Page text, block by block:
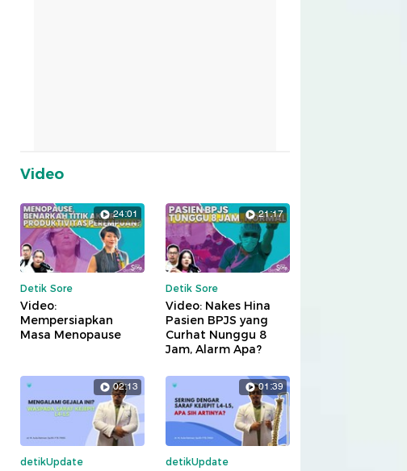
Video
24:01
Detik Sore
Video:
Mempersiapkan
Masa Menopause
21:17
Detik Sore
Video: Nakes Hina
Pasien BPJS yang
Curhat Nunggu 8
Jam, Alarm Apa?
02:13
detikUpdate
01:39
detikUpdate